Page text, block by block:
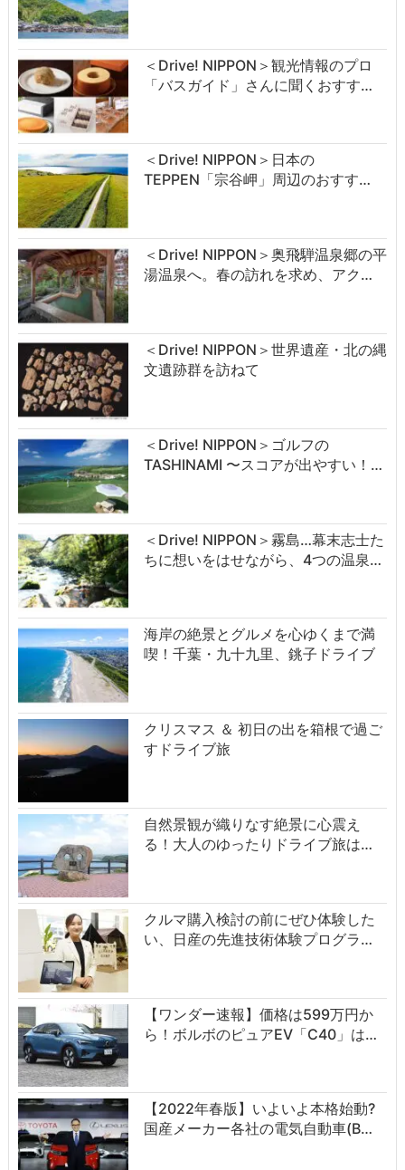
＜Drive! NIPPON＞観光情報のプロ
「バスガイド」さんに聞くおすす…
＜Drive! NIPPON＞日本の
TEPPEN「宗谷岬」周辺のおすす…
＜Drive! NIPPON＞奥飛騨温泉郷の平
湯温泉へ。春の訪れを求め、アク…
＜Drive! NIPPON＞世界遺産・北の縄
文遺跡群を訪ねて
＜Drive! NIPPON＞ゴルフの
TASHINAMI 〜スコアが出やすい！…
＜Drive! NIPPON＞霧島…幕末志士た
ちに想いをはせながら、4つの温泉…
海岸の絶景とグルメを心ゆくまで満
喫！千葉・九十九里、銚子ドライブ
クリスマス ＆ 初日の出を箱根で過ご
すドライブ旅
自然景観が織りなす絶景に心震え
る！大人のゆったりドライブ旅は…
クルマ購入検討の前にぜひ体験した
い、日産の先進技術体験プログラ…
【ワンダー速報】価格は599万円か
ら！ボルボのピュアEV「C40」は…
【2022年春版】いよいよ本格始動?
国産メーカー各社の電気自動車(B…